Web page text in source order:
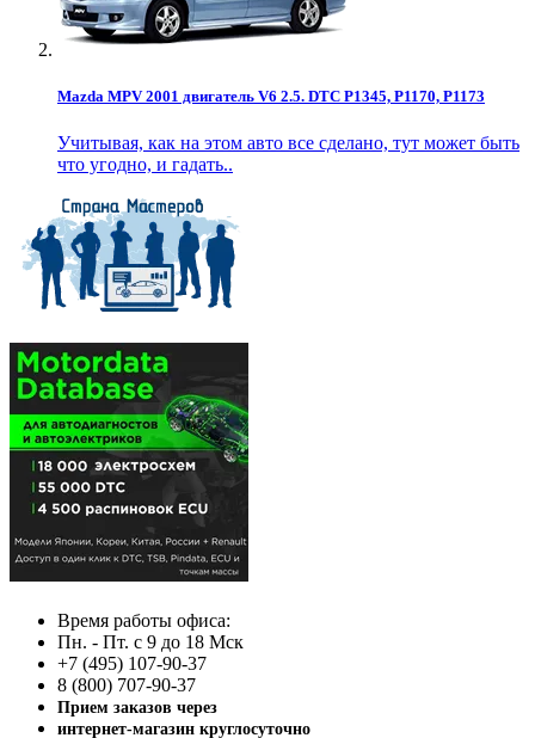
Mazda MPV 2001 двигатель V6 2.5. DTC P1345, P1170, P1173
Учитывая, как на этом авто все сделано, тут может быть
что угодно, и гадать..
Время работы офиса:
Пн. - Пт. с 9 до 18 Мск
+7 (495) 107-90-37
8 (800) 707-90-37
Прием заказов через
интернет-магазин круглосуточно